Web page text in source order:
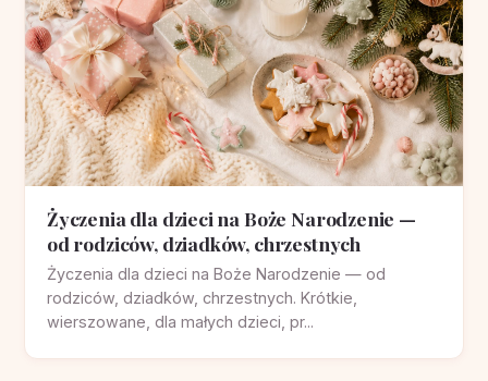
Życzenia dla dzieci na Boże Narodzenie —
od rodziców, dziadków, chrzestnych
Życzenia dla dzieci na Boże Narodzenie — od
rodziców, dziadków, chrzestnych. Krótkie,
wierszowane, dla małych dzieci, pr...